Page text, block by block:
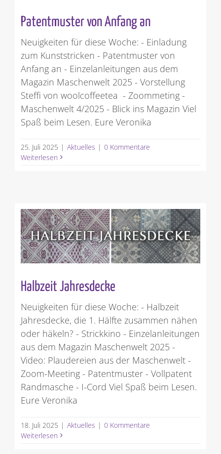
Patentmuster von Anfang an
Neuigkeiten für diese Woche: - Einladung
zum Kunststricken - Patentmuster von
Anfang an - Einzelanleitungen aus dem
Magazin Maschenwelt 2025 - Vorstellung
Steffi von woolcoffeetea - Zoommeting -
Maschenwelt 4/2025 - Blick ins Magazin Viel
Spaß beim Lesen. Eure Veronika
25. Juli 2025 | Aktuelles | 0 Kommentare
Weiterlesen
Halbzeit Jahresdecke
Neuigkeiten für diese Woche: - Halbzeit
Jahresdecke, die 1. Hälfte zusammen nähen
oder häkeln? - Strickkino - Einzelanleitungen
aus dem Magazin Maschenwelt 2025 -
Video: Plaudereien aus der Maschenwelt -
Zoom-Meeting - Patentmuster - Vollpatent
Randmasche - I-Cord Viel Spaß beim Lesen.
Eure Veronika
18. Juli 2025 | Aktuelles | 0 Kommentare
Weiterlesen